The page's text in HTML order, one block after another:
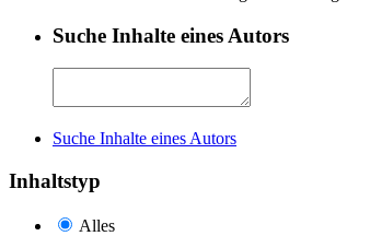
Suche Inhalte eines Autors
Suche Inhalte eines Autors
Inhaltstyp
Alles